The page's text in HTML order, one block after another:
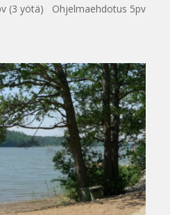
(3 yötä) Ohjelmaehdotus 5pv